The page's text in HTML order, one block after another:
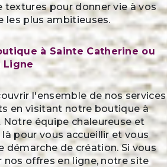
textures pour donner vie à vos
les plus ambitieuses.
à Sainte Catherine ou
Ligne
l'ensemble de nos services
en visitant notre boutique à
Notre équipe chaleureuse et
pour vous accueillir et vous
démarche de création. Si vous
nos offres en ligne, notre site